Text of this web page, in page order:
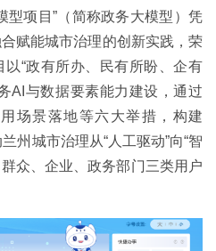
型项目”（简称政务大模型）凭
赋能城市治理的创新实践，荣
“政有所办、民有所盼、企有
AI与数据要素能力建设，通过
场景落地等六大举措，构建
州城市治理从“人工驱动”向“智
众、企业、政务部门三类用户